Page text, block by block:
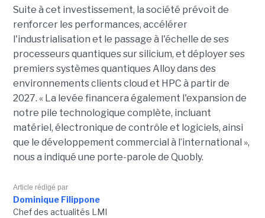
Suite à cet investissement, la société prévoit de
renforcer les performances, accélérer
l'industrialisation et le passage à l'échelle de ses
processeurs quantiques sur silicium, et déployer ses
premiers systèmes quantiques Alloy dans des
environnements clients cloud et HPC à partir de
2027. « La levée financera également l'expansion de
notre pile technologique complète, incluant
matériel, électronique de contrôle et logiciels, ainsi
que le développement commercial à l’international »,
nous a indiqué une porte-parole de Quobly.
Article rédigé par
Dominique Filippone
Chef des actualités LMI